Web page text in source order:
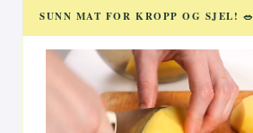
SUNN MAT FOR KROPP OG SJEL! 🥗
Videoavspiller